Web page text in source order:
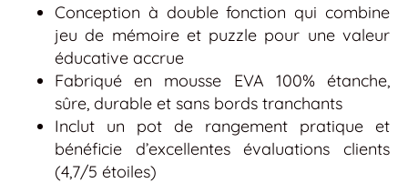
Conception à double fonction qui combine
jeu de mémoire et puzzle pour une valeur
éducative accrue
Fabriqué en mousse EVA 100% étanche,
sûre, durable et sans bords tranchants
Inclut un pot de rangement pratique et
bénéficie d’excellentes évaluations clients
(4,7/5 étoiles)